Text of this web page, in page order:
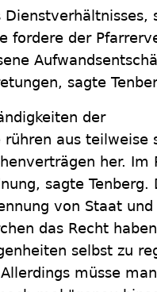
Dienstverhältnisses,
fordere der
sagte
der
rühren aus teilweise
her. Im
sagte Tenberg.
von Staat und
das Recht
selbst zu
müsse man